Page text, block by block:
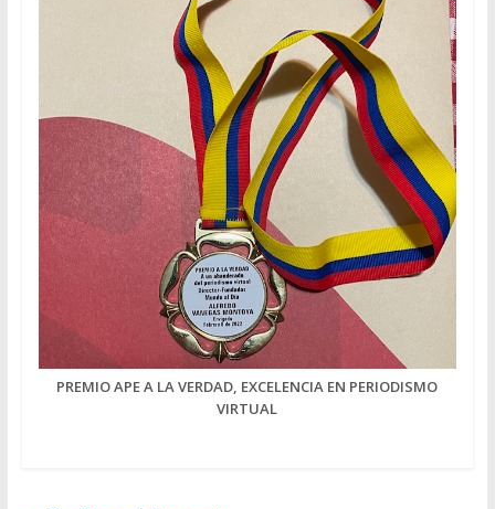
PREMIO APE A LA VERDAD, EXCELENCIA EN PERIODISMO
VIRTUAL